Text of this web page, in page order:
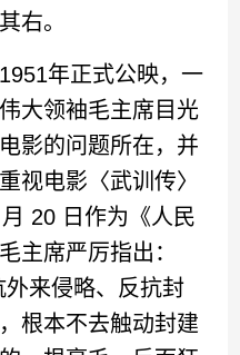
右。
年正式公映，一
大领袖毛主席目光
影的问题所在，并
视电影〈武训传〉
20 日作为《人民
主席严厉指出：
外来侵略、反抗封
根本不去触动封建